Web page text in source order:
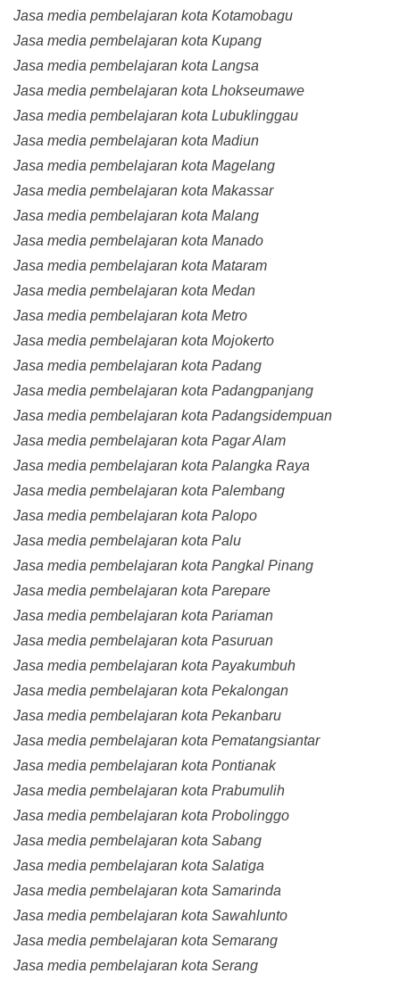
Jasa media pembelajaran kota Kotamobagu
Jasa media pembelajaran kota Kupang
Jasa media pembelajaran kota Langsa
Jasa media pembelajaran kota Lhokseumawe
Jasa media pembelajaran kota Lubuklinggau
Jasa media pembelajaran kota Madiun
Jasa media pembelajaran kota Magelang
Jasa media pembelajaran kota Makassar
Jasa media pembelajaran kota Malang
Jasa media pembelajaran kota Manado
Jasa media pembelajaran kota Mataram
Jasa media pembelajaran kota Medan
Jasa media pembelajaran kota Metro
Jasa media pembelajaran kota Mojokerto
Jasa media pembelajaran kota Padang
Jasa media pembelajaran kota Padangpanjang
Jasa media pembelajaran kota Padangsidempuan
Jasa media pembelajaran kota Pagar Alam
Jasa media pembelajaran kota Palangka Raya
Jasa media pembelajaran kota Palembang
Jasa media pembelajaran kota Palopo
Jasa media pembelajaran kota Palu
Jasa media pembelajaran kota Pangkal Pinang
Jasa media pembelajaran kota Parepare
Jasa media pembelajaran kota Pariaman
Jasa media pembelajaran kota Pasuruan
Jasa media pembelajaran kota Payakumbuh
Jasa media pembelajaran kota Pekalongan
Jasa media pembelajaran kota Pekanbaru
Jasa media pembelajaran kota Pematangsiantar
Jasa media pembelajaran kota Pontianak
Jasa media pembelajaran kota Prabumulih
Jasa media pembelajaran kota Probolinggo
Jasa media pembelajaran kota Sabang
Jasa media pembelajaran kota Salatiga
Jasa media pembelajaran kota Samarinda
Jasa media pembelajaran kota Sawahlunto
Jasa media pembelajaran kota Semarang
Jasa media pembelajaran kota Serang